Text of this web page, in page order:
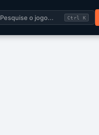
Pesquise o jogo... Ctrl K